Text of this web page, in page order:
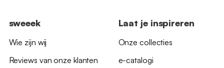
sweeek
Wie zijn wij
Reviews van onze klanten
Laat je inspireren
Onze collecties
e-catalogi